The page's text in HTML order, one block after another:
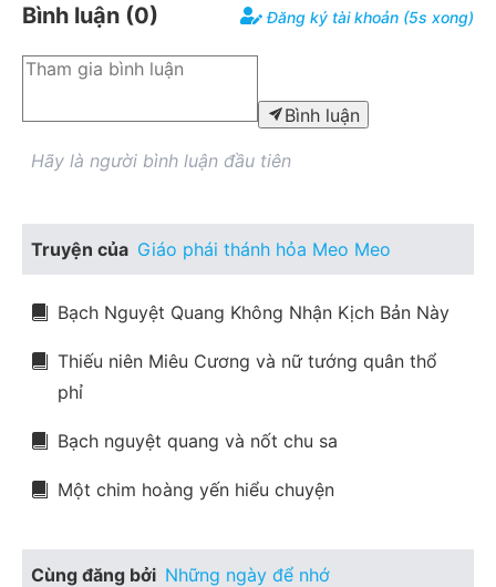
Bình luận (0) Đăng ký tài khoản (5s xong)
Bình luận
Hãy là người bình luận đầu tiên
Truyện của Giáo phái thánh hỏa Meo Meo
Bạch Nguyệt Quang Không Nhận Kịch Bản Này
Thiếu niên Miêu Cương và nữ tướng quân thổ
phỉ
Bạch nguyệt quang và nốt chu sa
Một chim hoàng yến hiểu chuyện
Cùng đăng bởi Những ngày để nhớ